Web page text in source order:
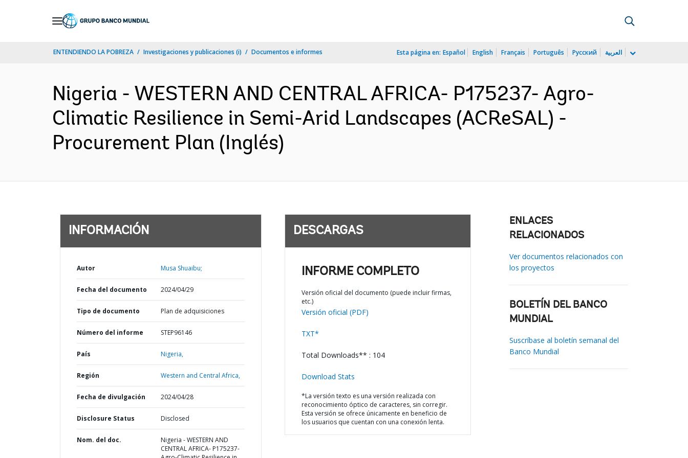
ENTENDIENDO LA POBREZA Investigaciones y publicaciones (i) Documentos e informes Esta página en: Español English Français Português Русский العربية
Nigeria - WESTERN AND CENTRAL AFRICA- P175237- Agro-
Climatic Resilience in Semi-Arid Landscapes (ACReSAL) -
Procurement Plan (Inglés)
INFORMACIÓN
Autor Musa Shuaibu;
Fecha del documento 2024/04/29
Tipo de documento Plan de adquisiciones
Número del informe STEP96146
País Nigeria,
Región Western and Central Africa,
Fecha de divulgación 2024/04/28
Disclosure Status Disclosed
Nom. del doc.
Nigeria - WESTERN AND
CENTRAL AFRICA- P175237-
DESCARGAS
INFORME COMPLETO
Versión oficial del documento (puede incluir firmas,
etc.)
Versión oficial (PDF)
TXT*
Total Downloads** : 104
Download Stats
*La versión texto es una versión realizada con
reconocimiento óptico de caracteres, sin corregir.
Esta versión se ofrece únicamente en beneficio de
los usuarios que cuentan con una conexión lenta.
ENLACES
RELACIONADOS
Ver documentos relacionados con
los proyectos
BOLETÍN DEL BANCO
MUNDIAL
Suscríbase al boletín semanal del
Banco Mundial